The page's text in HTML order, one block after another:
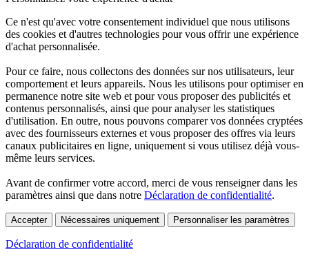
Ce n'est qu'avec votre consentement individuel que nous utilisons
des cookies et d'autres technologies pour vous offrir une expérience
d'achat personnalisée.
Pour ce faire, nous collectons des données sur nos utilisateurs, leur
comportement et leurs appareils. Nous les utilisons pour optimiser en
permanence notre site web et pour vous proposer des publicités et
contenus personnalisés, ainsi que pour analyser les statistiques
d'utilisation. En outre, nous pouvons comparer vos données cryptées
avec des fournisseurs externes et vous proposer des offres via leurs
canaux publicitaires en ligne, uniquement si vous utilisez déjà vous-
même leurs services.
Avant de confirmer votre accord, merci de vous renseigner dans les
paramètres ainsi que dans notre Déclaration de confidentialité.
Accepter Nécessaires uniquement Personnaliser les paramètres
Déclaration de confidentialité